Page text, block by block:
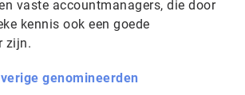
vaste accountmanagers, die door
kennis ook een goede
zijn.
genomineerden